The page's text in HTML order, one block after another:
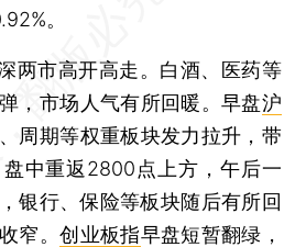
。
市高开高走。白酒、医药等
，市场人气有所回暖。早盘沪
周期等权重板块发力拉升，带
中重返2800点上方，午后一
银行、保险等板块随后有所回
窄。创业板指早盘短暂翻绿，